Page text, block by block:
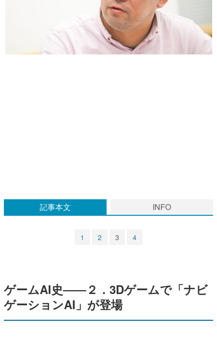
若ゲのいたり〜ゲームクリエイターの青春〜
『うつヌケ』『ペンと箸』等で知られるマンガ家・田中圭
一先生によるゲーム業界レポートマンガです。
なんでゲームは面白い？
アプリレビュー
記事本文 INFO
1 2 3 4
ゲームAI史――２．3Dゲームで「ナビ
ゲーションAI」が登場